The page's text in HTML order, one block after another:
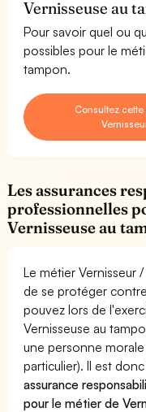
Vernisseuse au
Pour savoir quel ou
possibles pour le
tampon.
Consultez
Les assurances
professionnelles
Vernisseuse au
Le métier Vernisseur
de se protéger
pouvez lors de
Vernisseuse au
une personne
particulier). Il est
assurance
pour le métier de